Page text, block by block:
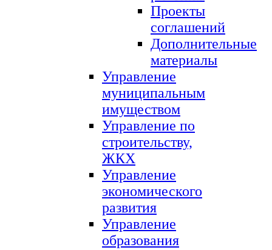
Проекты
соглашений
Дополнительные
материалы
Управление
муниципальным
имуществом
Управление по
строительству,
ЖКХ
Управление
экономического
развития
Управление
образования